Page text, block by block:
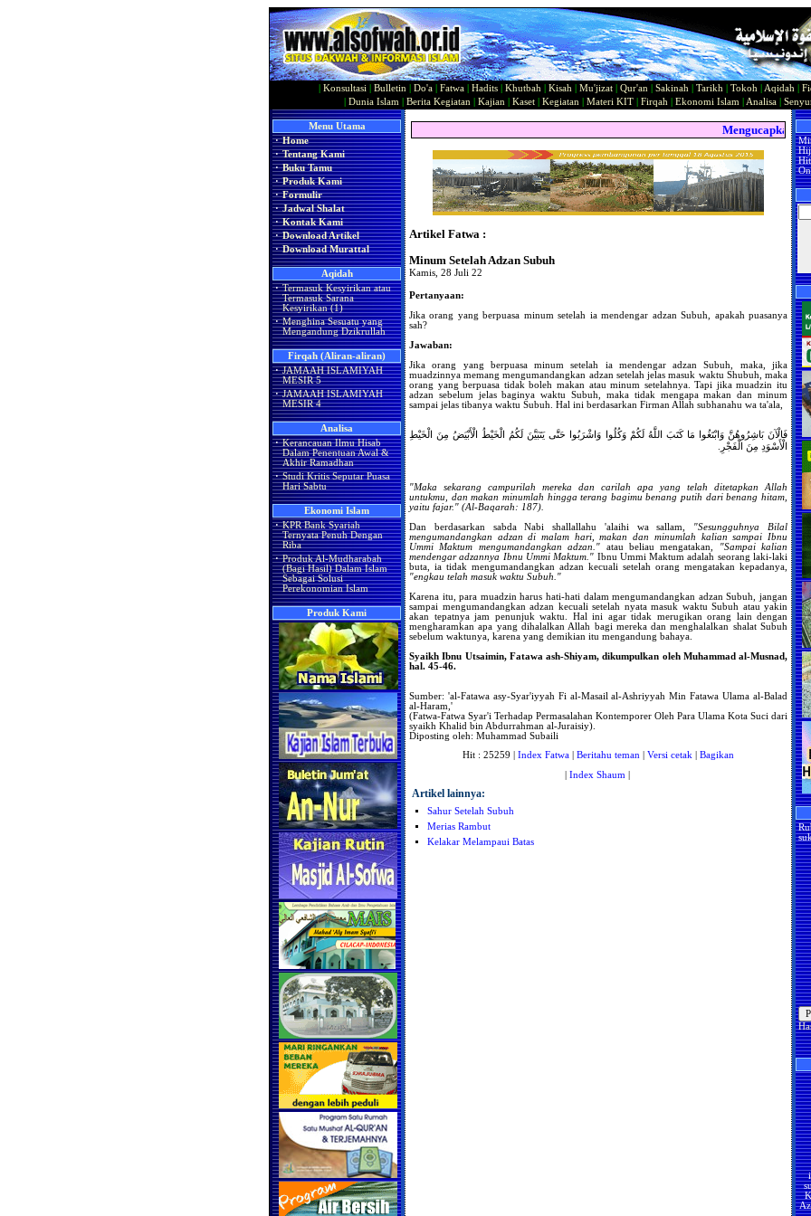
Konsultasi Bulletin Do'a Fatwa Hadits Khutbah Kisah Mu'jizat Qur'an Sakinah Tarikh Tokoh Aqidah
Dunia Islam Berita Kegiatan Kajian Kaset| Kegiatan Materi KIT| Firqah Ekonomi Islam Analisa|
Menu Utama
· Home
· Tentang Kami
· Buku Tamu
· Produk Kami
· Formulir
· Jadwal Shalat
· Kontak Kami
· Download Artikel
· Download Murattal
Aqidah
· Termasuk Kesyirikan atau
Termasuk Sarana
Kesyirikan (1)
· Menghina Sesuatu yang
Mengandung Dzikrullah
Firqah (Aliran-aliran)
· JAMAAH ISLAMIYAH
MESIR 5
· JAMAAH ISLAMIYAH
MESIR 4
Analisa
· Kerancauan Ilmu Hisab
Dalam Penentuan Awal &
Akhir Ramadhan
· Studi Kritis Seputar Puasa
Hari Sabtu
Ekonomi Islam
· KPR Bank Syariah
Ternyata Penuh Dengan
Riba
· Produk Al-Mudharabah
(Bagi Hasil) Dalam Islam
Sebagai Solusi
Perekonomian Islam
Produk Kami
Mengucapkan
Artikel Fatwa :
Minum Setelah Adzan Subuh
Kamis, 28 Juli 22
Pertanyaan:
Jika orang yang berpuasa minum setelah ia mendengar adzan Subuh, apakah puasanya
sah?
Jawaban:
Jika orang yang berpuasa minum setelah ia mendengar adzan Subuh, maka, jika
muadzinnya memang mengumandangkan adzan setelah jelas masuk waktu Shubuh, maka
orang yang berpuasa tidak boleh makan atau minum setelahnya. Tapi jika muadzin itu
adzan sebelum jelas baginya waktu Subuh, maka tidak mengapa makan dan minum
sampai jelas tibanya waktu Subuh. Hal ini berdasarkan Firman Allah subhanahu wa ta'ala,
فَالْآنَ بَاشِرُوهُنَّ وَابْتَغُوا مَا كَتَبَ اللَّهُ لَكُمْ وَكُلُوا وَاشْرَبُوا حَتَّى يَتَبَيَّنَ لَكُمُ الْخَيْطُ الْأَبْيَضُ مِنَ الْخَيْطِ
الْأَسْوَدِ مِنَ الْفَجْرِ.
"Maka sekarang campurilah mereka dan carilah apa yang telah ditetapkan Allah
untukmu, dan makan minumlah hingga terang bagimu benang putih dari benang hitam,
yaitu fajar." (Al-Baqarah: 187).
Dan berdasarkan sabda Nabi shallallahu 'alaihi wa sallam, "Sesungguhnya Bilal
mengumandangkan adzan di malam hari, makan dan minumlah kalian sampai Ibnu
Ummi Maktum mengumandangkan adzan." atau beliau mengatakan,
"Sampai kalian
mendengar adzannya Ibnu Ummi Maktum." Ibnu Ummi Maktum adalah seorang laki-laki
buta, ia tidak mengumandangkan adzan kecuali setelah orang mengatakan kepadanya,
"engkau telah masuk waktu Subuh."
Karena itu, para muadzin harus hati-hati dalam mengumandangkan adzan Subuh, jangan
sampai mengumandangkan adzan kecuali setelah nyata masuk waktu Subuh atau yakin
akan tepatnya jam penunjuk waktu. Hal ini agar tidak merugikan orang lain dengan
mengharamkan apa yang dihalalkan Allah bagi mereka dan menghalalkan shalat Subuh
sebelum waktunya, karena yang demikian itu mengandung bahaya.
Syaikh Ibnu Utsaimin, Fatawa ash-Shiyam, dikumpulkan oleh Muhammad al-Musnad,
hal. 45-46.
Sumber: 'al-Fatawa asy-Syar'iyyah Fi al-Masail al-Ashriyyah Min Fatawa Ulama al-Balad
al-Haram,'
(Fatwa-Fatwa Syar'i Terhadap Permasalahan Kontemporer Oleh Para Ulama Kota Suci dari
syaikh Khalid bin Abdurrahman al-Juraisiy).
Diposting oleh: Muhammad Subaili
Hit : 25259 | Index Fatwa Beritahu teman Versi cetak
Bagikan
Index Shaum
Artikel lainnya:
Sahur Setelah Subuh
Merias Rambut
Kelakar Melampaui Batas